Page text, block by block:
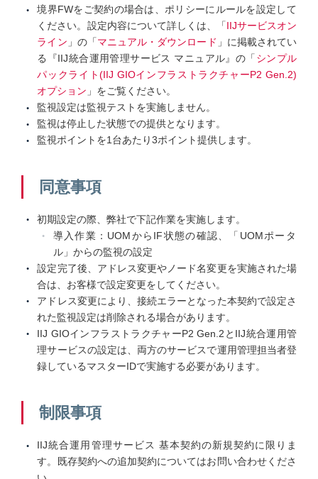
境界FWをご契約の場合は、ポリシーにルールを設定して
ください。設定内容について詳しくは、「IIJサービスオン
ライン 」の「マニュアル・ダウンロード 」に掲載されてい
る『IIJ統合運用管理サービス マニュアル』の「 シンプル
パックライト(IIJ GIOインフラストラクチャーP2 Gen.2)
オプション 」をご覧ください。
監視設定は監視テストを実施しません。
監視は停止した状態での提供となります。
監視ポイントを1台あたり3ポイント提供します。
同意事項
初期設定の際、弊社で下記作業を実施します。
導入作業：UOMからIF状態の確認、「UOMポータ
ル」からの監視の設定
設定完了後、アドレス変更やノード名変更を実施された場
合は、お客様で設定変更をしてください。
アドレス変更により、接続エラーとなった本契約で設定さ
れた監視設定は削除される場合があります。
IIJ GIOインフラストラクチャーP2 Gen.2とIIJ統合運用管
理サービスの設定は、両方のサービスで運用管理担当者登
録しているマスターIDで実施する必要があります。
制限事項
IIJ統合運用管理サービス 基本契約の新規契約に限りま
す。既存契約への追加契約についてはお問い合わせくださ